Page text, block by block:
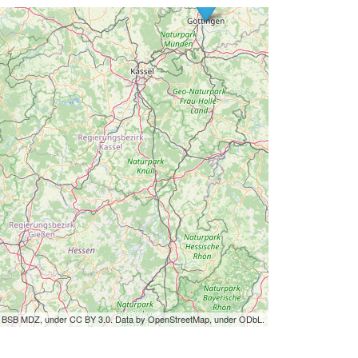
MDZ, under CC BY 3.0. Data by OpenStreetMap, under ODbL.